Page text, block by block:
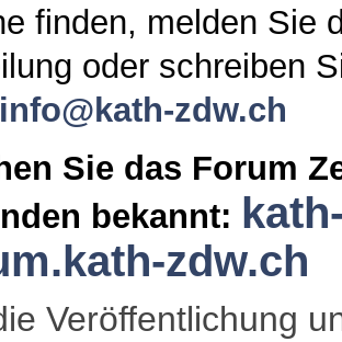
finden, melden Sie
oder schreiben
info@kath-zdw.ch
Sie das Forum
bekannt:
zdw.ch
Veröffentlichung